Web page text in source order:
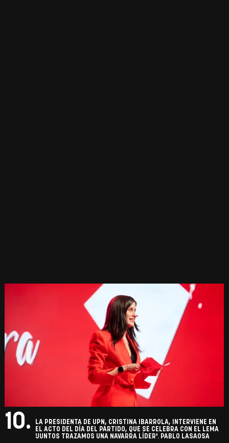
10.
LA PRESIDENTA DE UPN, CRISTINA IBARROLA, INTERVIENE EN
EL ACTO DEL DÍA DEL PARTIDO, QUE SE CELEBRA CON EL LEMA
'JUNTOS TRAZAMOS UNA NAVARRA LÍDER'. PABLO LASAOSA